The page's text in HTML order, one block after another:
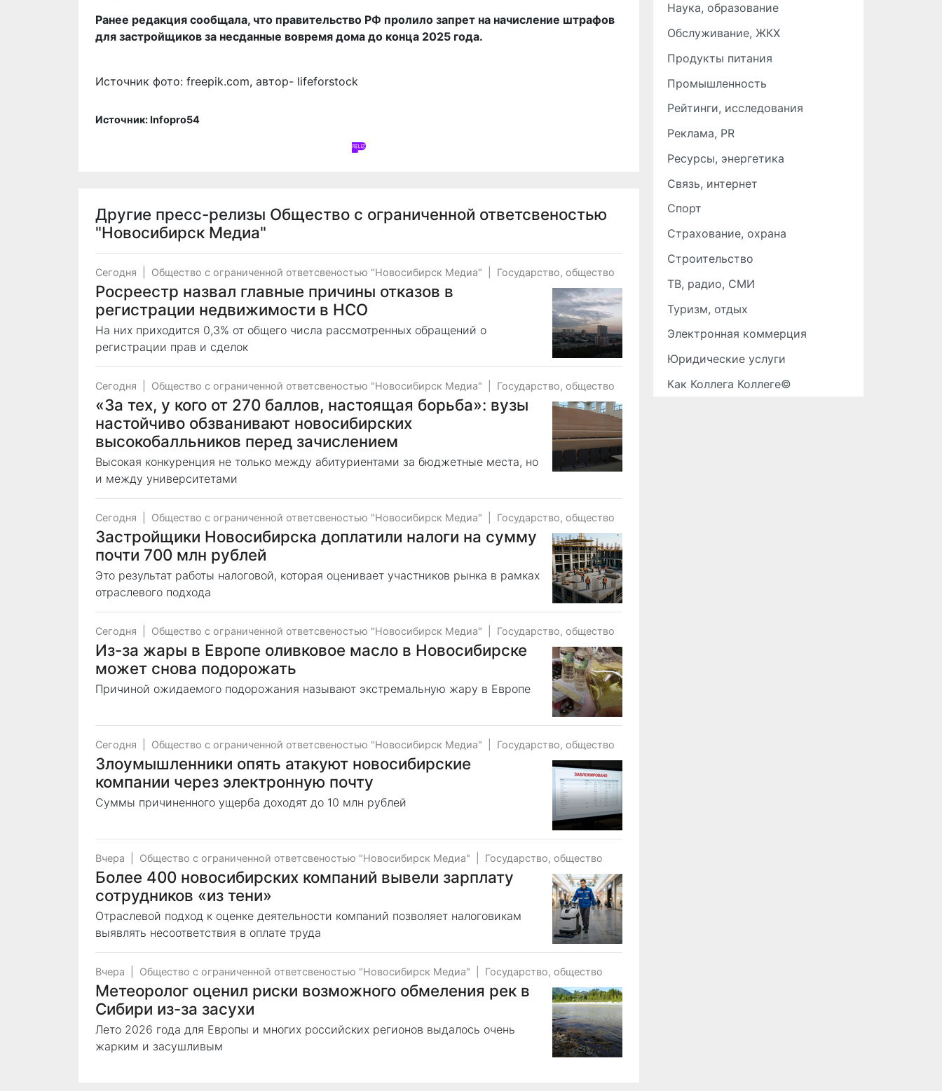
Ранее редакция сообщала, что правительство РФ пролило запрет на начисление штрафов
для застройщиков за несданные вовремя дома до конца 2025 года.
Источник фото: freepik.com, автор- lifeforstock
Источник: Infopro54
Другие пресс-релизы Общество с ограниченной ответсвеностью
"Новосибирск Медиа"
Сегодня Общество с ограниченной ответсвеностью "Новосибирск Медиа" Государство, общество
Росреестр назвал главные причины отказов в
регистрации недвижимости в НСО
На них приходится 0,3% от общего числа рассмотренных обращений о
регистрации прав и сделок
Сегодня Общество с ограниченной ответсвеностью "Новосибирск Медиа" Государство, общество
«За тех, у кого от 270 баллов, настоящая борьба»: вузы
настойчиво обзванивают новосибирских
высокобалльников перед зачислением
Высокая конкуренция не только между абитуриентами за бюджетные места, но
и между университетами
Сегодня Общество с ограниченной ответсвеностью "Новосибирск Медиа" Государство, общество
Застройщики Новосибирска доплатили налоги на сумму
почти 700 млн рублей
Это результат работы налоговой, которая оценивает участников рынка в рамках
отраслевого подхода
Сегодня Общество с ограниченной ответсвеностью "Новосибирск Медиа" Государство, общество
Из-за жары в Европе оливковое масло в Новосибирске
может снова подорожать
Причиной ожидаемого подорожания называют экстремальную жару в Европе
Сегодня Общество с ограниченной ответсвеностью "Новосибирск Медиа" Государство, общество
Злоумышленники опять атакуют новосибирские
компании через электронную почту
Суммы причиненного ущерба доходят до 10 млн рублей
Вчера Общество с ограниченной ответсвеностью "Новосибирск Медиа" Государство, общество
Более 400 новосибирских компаний вывели зарплату
сотрудников «из тени»
Отраслевой подход к оценке деятельности компаний позволяет налоговикам
выявлять несоответствия в оплате труда
Вчера Общество с ограниченной ответсвеностью "Новосибирск Медиа" Государство, общество
Метеоролог оценил риски возможного обмеления рек в
Сибири из-за засухи
Лето 2026 года для Европы и многих российских регионов выдалось очень
жарким и засушливым
Наука, образование
Обслуживание, ЖКХ
Продукты питания
Промышленность
Рейтинги, исследования
Реклама, PR
Ресурсы, энергетика
Связь, интернет
Спорт
Страхование, охрана
Строительство
ТВ, радио, СМИ
Туризм, отдых
Электронная коммерция
Юридические услуги
Как Коллега Коллеге©